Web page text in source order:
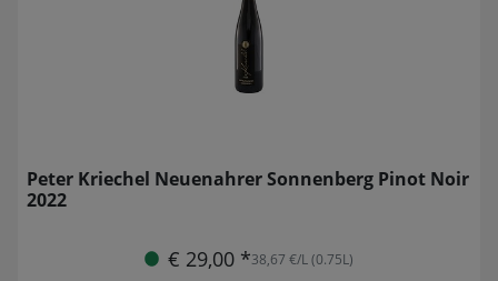
Peter Kriechel Neuenahrer Sonnenberg Pinot Noir
2022
€ 29,00 *38,67 €/L (0.75L)